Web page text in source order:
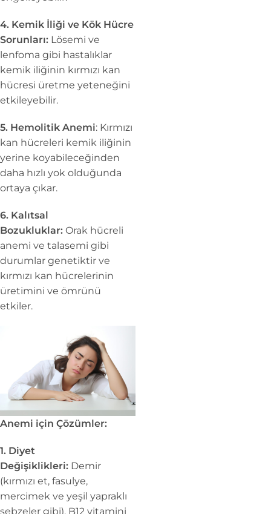
4. Kemik İliği ve Kök Hücre
Sorunları: Lösemi ve
lenfoma gibi hastalıklar
kemik iliğinin kırmızı kan
hücresi üretme yeteneğini
etkileyebilir.
5. Hemolitik Anemi: Kırmızı
kan hücreleri kemik iliğinin
yerine koyabileceğinden
daha hızlı yok olduğunda
ortaya çıkar.
6. Kalıtsal
Bozukluklar: Orak hücreli
anemi ve talasemi gibi
durumlar genetiktir ve
kırmızı kan hücrelerinin
üretimini ve ömrünü
etkiler.
Anemi için Çözümler:
1. Diyet
Değişiklikleri: Demir
(kırmızı et, fasulye,
mercimek ve yeşil yapraklı
sebzeler gibi), B12 vitamini